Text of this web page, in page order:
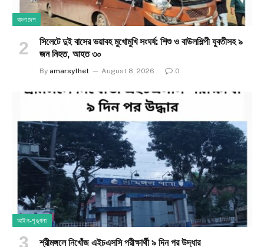
বাংলাদেশ
সিলেটে দুই বাসের ভয়াবহ মুখোমুখি সংঘর্ষ: শিশু ও বাউলশিল্পী যুবতীসহ ৯
জন নিহত, আহত ৩০
By amarsylhet August 8, 2026 0
আইন-শৃঙ্খলা
শ্রীমঙ্গলে নিখোঁজ এইচএসসি পরীক্ষার্থী ৯ দিন পর উদ্ধার